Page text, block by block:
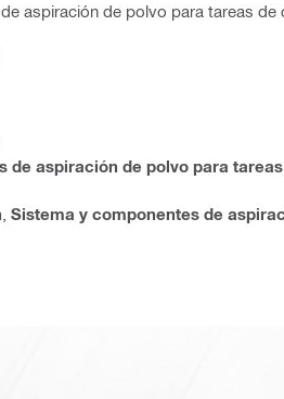
aspiración de polvo para tareas de
de aspiración de polvo para
Sistema y componentes de